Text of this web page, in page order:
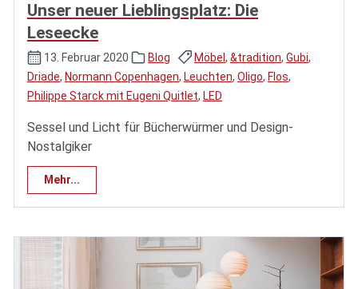
Unser neuer Lieblingsplatz: Die
Leseecke
13. Februar 2020 Blog Möbel , &tradition, Gubi,
Driade, Normann Copenhagen, Leuchten, Oligo, Flos,
Philippe Starck mit Eugeni Quitlet, LED
Sessel und Licht für Bücherwürmer und Design-
Nostalgiker
Mehr...